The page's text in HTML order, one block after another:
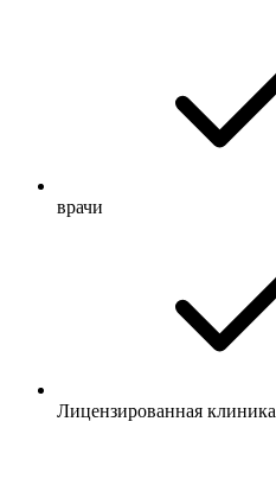
врачи
Лицензированная клиника